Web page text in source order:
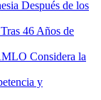
Después de los
46 Años de
Considera la
y